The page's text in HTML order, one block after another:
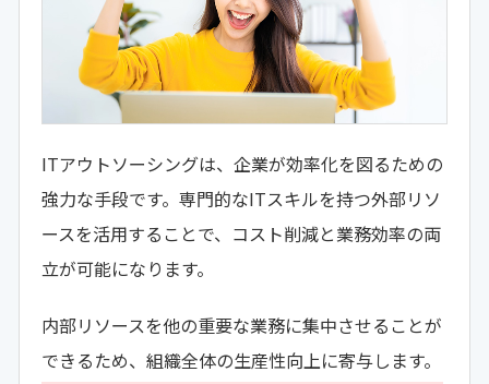
ITアウトソーシングは、企業が効率化を図るための
強力な手段です。専門的なITスキルを持つ外部リソ
ースを活用することで、コスト削減と業務効率の両
立が可能になります。
内部リソースを他の重要な業務に集中させることが
できるため、組織全体の生産性向上に寄与します。